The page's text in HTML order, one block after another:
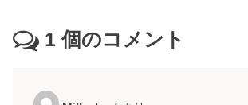
1 個のコメント